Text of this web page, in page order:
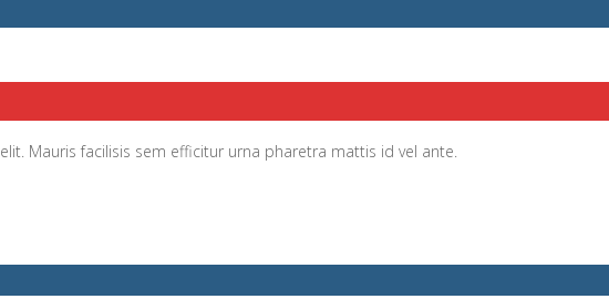
Mauris facilisis sem efficitur urna pharetra mattis id vel ante.